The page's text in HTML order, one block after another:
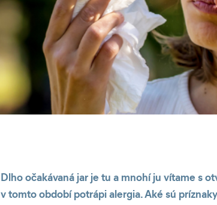
Dlho očakávaná jar je tu a mnohí ju vítame s
v tomto období potrápi alergia. Aké sú